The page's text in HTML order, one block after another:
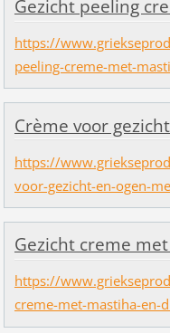
Gezicht peeling
https://
peeling-creme-met-
Crème voor
https://
voor-gezicht-en-ogen-
Gezicht creme
https://
creme-met-mastiha-en-